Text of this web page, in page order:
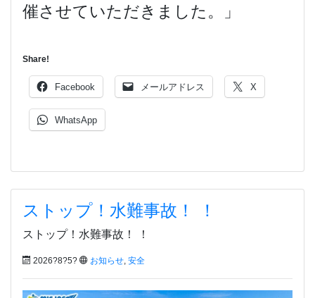
催させていただきました。」
Share!
Facebook メールアドレス X
WhatsApp
ストップ！水難事故！ ！
ストップ！水難事故！ ！
2026?8?5? お知らせ, 安全